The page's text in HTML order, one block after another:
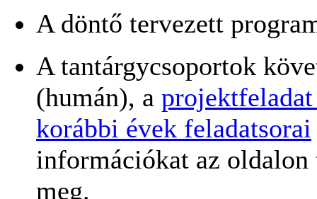
A döntő tervezett
A tantárgycsoportok
(humán), a
korábbi évek feladatsorai
információkat az
meg.